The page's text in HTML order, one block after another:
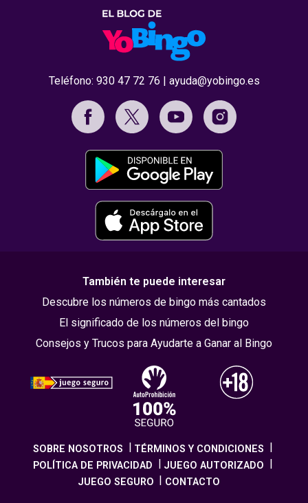
Teléfono: 930 47 72 76 | ayuda@yobingo.es
También te puede interesar
Descubre los números de bingo más cantados
El significado de los números del bingo
Consejos y Trucos para Ayudarte a Ganar al Bingo
SOBRE NOSOTROS
TÉRMINOS Y CONDICIONES
POLÍTICA DE PRIVACIDAD
JUEGO AUTORIZADO
JUEGO SEGURO
CONTACTO